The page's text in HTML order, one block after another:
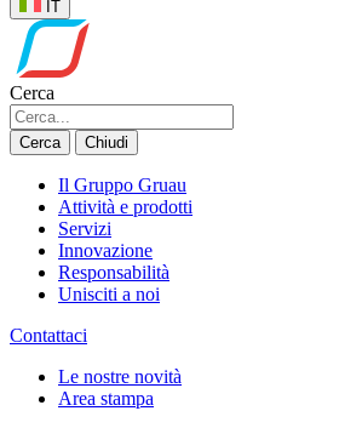
IT
Cerca
Cerca Chiudi
Il Gruppo Gruau
Attività e prodotti
Servizi
Innovazione
Responsabilità
Unisciti a noi
Contattaci
Le nostre novità
Area stampa